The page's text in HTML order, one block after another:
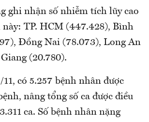
ghi nhận số nhiễm tích lũy cao
TP. HCM (447.428), Bình
Đồng Nai (78.073), Long An
(20.780).
có 5.257 bệnh nhân được
nâng tổng số ca được điều
ca. Số bệnh nhân nặng